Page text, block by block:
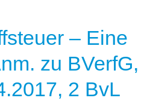
– Eine
zu BVerfG,
2 BvL